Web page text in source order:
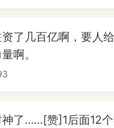
了几百亿啊，要人
啊。
神了……[赞]1后面12